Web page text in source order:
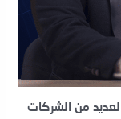
من الشركات